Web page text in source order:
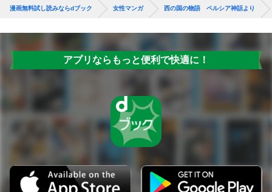
漫画無料試し読みならdブック 女性マンガ 西の国の物語 ペルシア神話より
アプリならもっと便利で快適に！